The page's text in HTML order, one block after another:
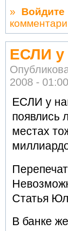
» Войдите
ЕСЛИ у
2008 - 01:00
ЕСЛИ у
появлись
местах
Статья
В банке